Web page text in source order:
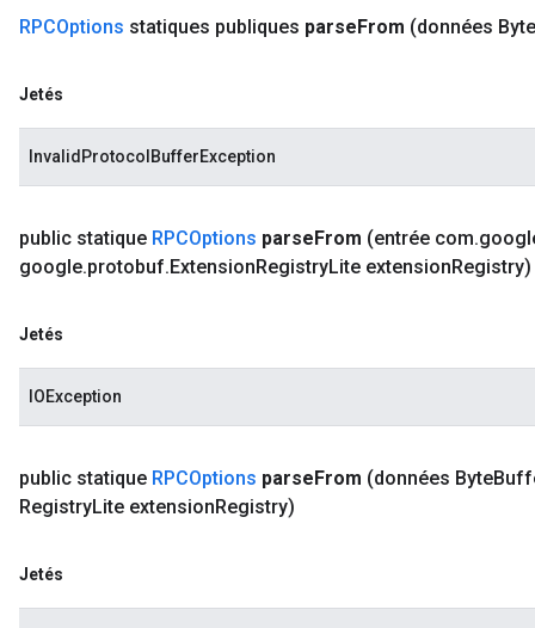
RPCOptions statiques publiques parseFrom (données Byte
Jetés
InvalidProtocolBufferException
public statique RPCOptions parseFrom (entrée com.
google.protobuf.ExtensionRegistryLite extensionRegistry)
Jetés
IOException
public statique RPCOptions parseFrom (données Byte
RegistryLite extensionRegistry)
Jetés